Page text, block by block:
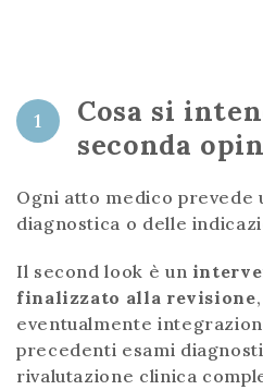
1
Cosa si
seconda
Ogni atto medico prevede
diagnostica o delle
Il second look è un
finalizzato alla revisione
eventualmente
precedenti esami
rivalutazione clinica